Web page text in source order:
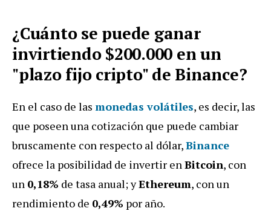
¿Cuánto se puede ganar
invirtiendo $200.000 en un
"plazo fijo cripto" de Binance?
En el caso de las monedas volátiles, es decir, las
que poseen una cotización que puede cambiar
bruscamente con respecto al dólar,Binance
ofrece la posibilidad de invertir enBitcoin, con
un 0,18% de tasa anual; yEthereum, con un
rendimiento de 0,49% por año.